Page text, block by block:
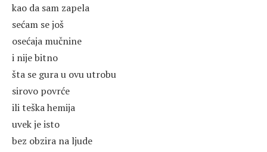
kao da sam zapela
sećam se još
osećaja mučnine
i nije bitno
šta se gura u ovu utrobu
sirovo povrće
ili teška hemija
uvek je isto
bez obzira na ljude